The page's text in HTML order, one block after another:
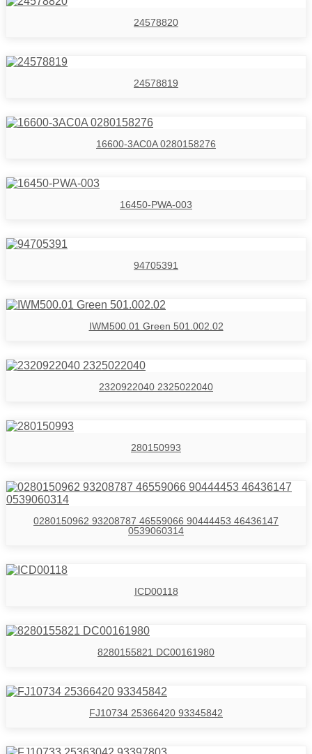
24578820
24578819
16600-3AC0A 0280158276
16450-PWA-003
94705391
IWM500.01 Green 501.002.02
2320922040 2325022040
280150993
0280150962 93208787 46559066 90444453 46436147
0539060314
ICD00118
8280155821 DC00161980
FJ10734 25366420 93345842